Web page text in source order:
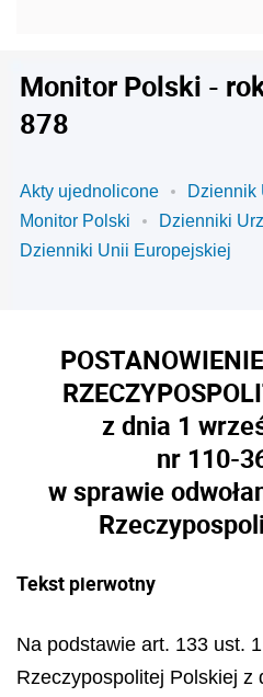
Monitor Polski -
878
Akty ujednolicone
Dziennik
Monitor Polski
Dzienniki
Dzienniki Unii Europejskiej
z dnia 1
nr 110-
w sprawie
Tekst pierwotny
Na podstawie art. 133 ust.
Rzeczypospolitej Polskiej z